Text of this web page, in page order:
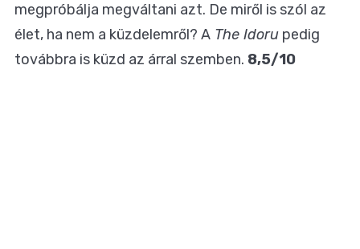
megpróbálja megváltani azt. De miről is szól az
élet, ha nem a küzdelemről? A The Idoru pedig
továbbra is küzd az árral szemben. 8,5/10